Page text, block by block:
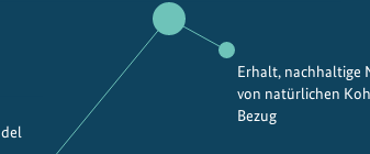
Erhalt, nachhaltige
von natürlichen
Bezug